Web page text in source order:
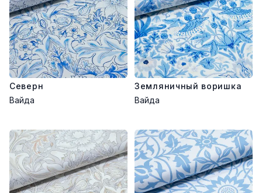
Северн
Вайда
Земляничный воришка
Вайда